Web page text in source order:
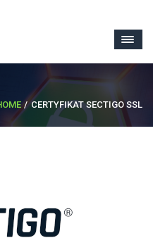
CERTYFIKAT SECTIGO SSL